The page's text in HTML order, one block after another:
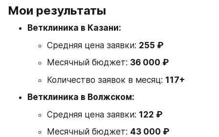
Мои результаты
Ветклиника в Казани:
Средняя цена заявки: 255 ₽
Месячный бюджет: 36 000 ₽
Количество заявок в месяц: 117+
Ветклиника в Волжском:
Средняя цена заявки: 122 ₽
Месячный бюджет: 43 000 ₽